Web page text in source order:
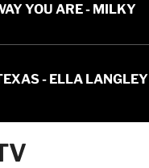
YOU ARE - MILKY
- ELLA LANGLEY